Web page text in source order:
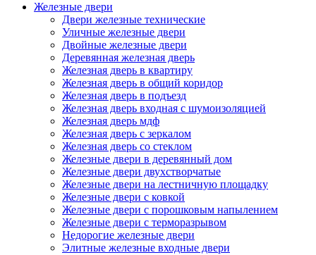
Железные двери
Двери железные технические
Уличные железные двери
Двойные железные двери
Деревянная железная дверь
Железная дверь в квартиру
Железная дверь в общий коридор
Железная дверь в подъезд
Железная дверь входная с шумоизоляцией
Железная дверь мдф
Железная дверь с зеркалом
Железная дверь со стеклом
Железные двери в деревянный дом
Железные двери двухстворчатые
Железные двери на лестничную площадку
Железные двери с ковкой
Железные двери с порошковым напылением
Железные двери с терморазрывом
Недорогие железные двери
Элитные железные входные двери